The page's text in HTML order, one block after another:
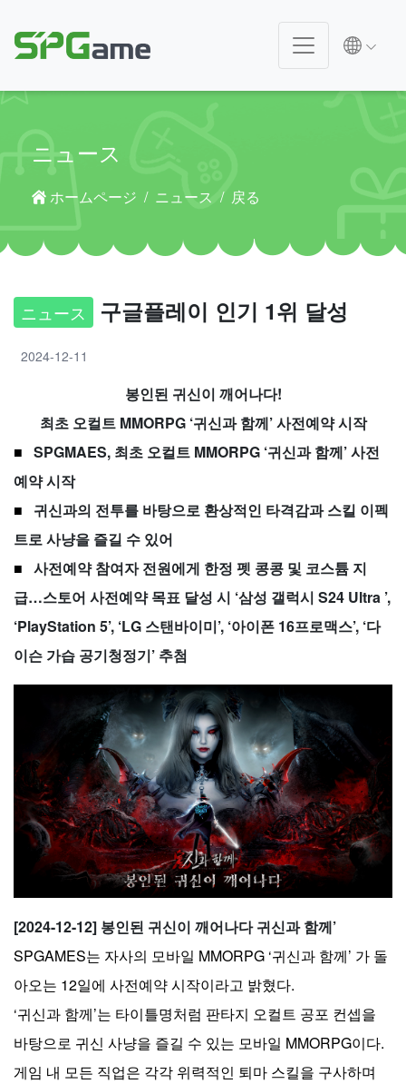
ニュース
ホームページ ニュース 戻る
ニュース 구글플레이 인기 1위 달성
2024-12-11
봉인된 귀신이 깨어나다!
최초 오컬트 MMORPG ‘귀신과 함께’ 사전예약 시작
■ SPGMAES, 최초 오컬트 MMORPG ‘귀신과 함께’ 사전
예약 시작
■ 귀신과의 전투를 바탕으로 환상적인 타격감과 스킬 이펙
트로 사냥을 즐길 수 있어
■ 사전예약 참여자 전원에게 한정 펫 콩콩 및 코스튬 지
급…스토어 사전예약 목표 달성 시 ‘삼성 갤럭시 S24 Ultra ’,
‘PlayStation 5’, ‘LG 스탠바이미’, ‘아이폰 16프로맥스’, ‘다
이슨 가습 공기청정기’ 추첨
[2024-12-12] 봉인된 귀신이 깨어나다 귀신과 함께’
SPGAMES는 자사의 모바일 MMORPG ‘귀신과 함께’ 가 돌
아오는 12일에 사전예약 시작이라고 밝혔다.
‘귀신과 함께’는 타이틀명처럼 판타지 오컬트 공포 컨셉을
바탕으로 귀신 사냥을 즐길 수 있는 모바일 MMORPG이다.
게임 내 모든 직업은 각각 위력적인 퇴마 스킬을 구사하며